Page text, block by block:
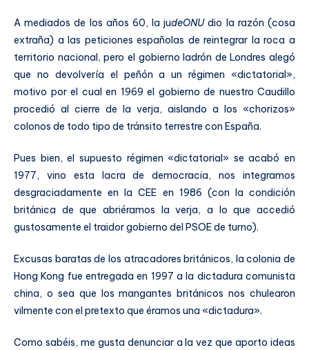
A mediados de los años 60, la judeONUdio la razón (cosa
extraña) a las peticiones españolas de reintegrar la roca a
territorio nacional, pero el gobierno ladrón de Londres alegó
que no devolvería el peñón a un régimen «dictatorial»,
motivo por el cual en 1969 el gobierno de nuestro Caudillo
procedió al cierre de la verja, aislando a los «chorizos»
colonos de todo tipo de tránsito terrestre con España.
Pues bien, el supuesto régimen «dictatorial» se acabó en
1977, vino esta lacra de democracia, nos integramos
desgraciadamente en la CEE en 1986 (con la condición
británica de que abriéramos la verja, a lo que accedió
gustosamente el traidor gobierno del PSOE de turno).
Excusas baratas de los atracadores británicos, la colonia de
Hong Kong fue entregada en 1997 a la dictadura comunista
china, o sea que los mangantes británicos nos chulearon
vilmente con el pretexto que éramos una «dictadura».
Como sabéis, me gusta denunciar a la vez que aporto ideas